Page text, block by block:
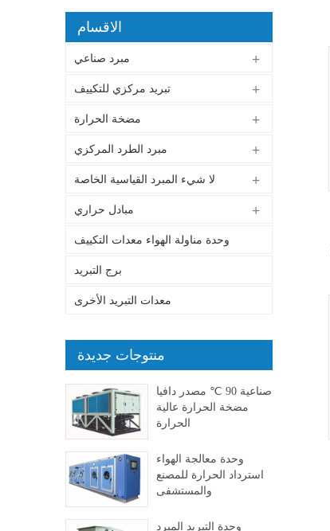
الاقسام
مبرد صناعي
تبريد مركزي للتكييف
مضخة الحرارة
مبرد الطرد المركزي
لا شيء المبرد القياسية الخاصة
مبادل حراري
وحدة مناولة الهواء معدات التكييف
برج التبريد
معدات التبريد الأخرى
منتوجات جديدة
صناعية 90 ℃ مصدر دافيا
مضخة الحرارة عالية
الحرارة
وحدة معالجة الهواء
استرداد الحرارة للمصنع
والمستشفى
وحدة التبريد المبرد